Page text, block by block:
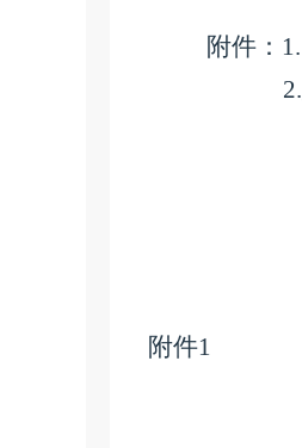
附件： 1.
2.
附件1